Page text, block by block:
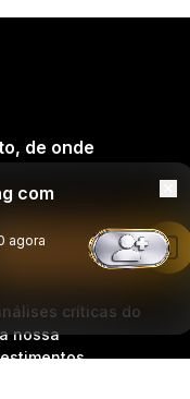
críticas do
nossa
de onde
com
agora
no app da Bybit